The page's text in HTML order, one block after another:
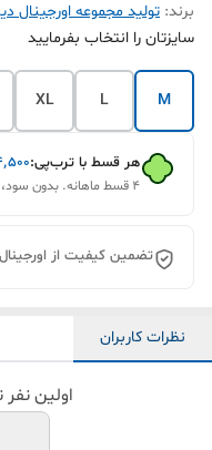
برند: تولید مجموعه اورجینال
سایزتان را انتخاب بفرمایید
M
L
XL
هر قسط با ترب‌پی:
۴ قسط ماهانه. بدون سود، چک و ضامن.
تضمین کیفیت از
نظرات کاربران
اولین